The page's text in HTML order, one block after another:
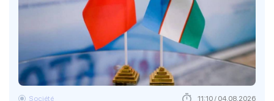
Société 11:10 / 04.08.2026